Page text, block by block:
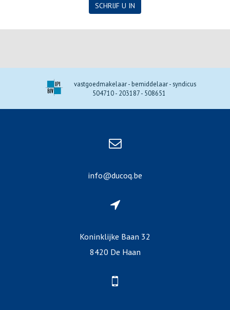
SCHRIJF U IN
vastgoedmakelaar - bemiddelaar - syndicus
504710 - 203187 - 508651
info@ducoq.be
Koninklijke Baan 32
8420 De Haan